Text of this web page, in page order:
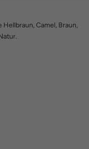
Hellbraun, Camel, Braun,